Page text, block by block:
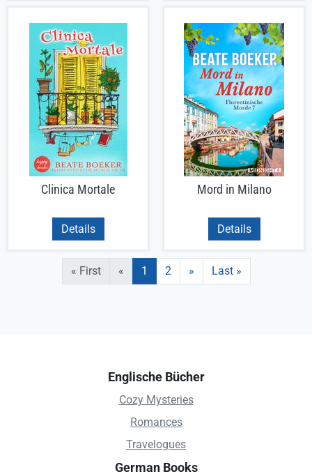
Clinica Mortale
Details
Mord in Milano
Details
Seitennummerierung
Erste Seite
« First «
« Aktuelle Seite
1 Seite
2 Nächste Seite
» Letzte Seite
Last »
Englische Bücher
Cozy Mysteries
Romances
Travelogues
German Books